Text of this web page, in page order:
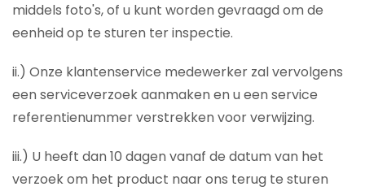
middels foto's, of u kunt worden gevraagd om de
eenheid op te sturen ter inspectie.
ii.) Onze klantenservice medewerker zal vervolgens
een serviceverzoek aanmaken en u een service
referentienummer verstrekken voor verwijzing.
iii.) U heeft dan 10 dagen vanaf de datum van het
verzoek om het product naar ons terug te sturen